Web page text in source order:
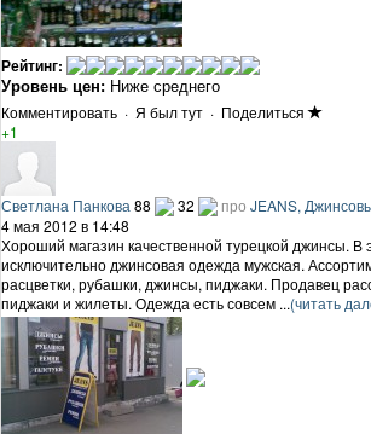
Рейтинг:
Уровень цен: Ниже среднего
Комментировать · Я был тут · Поделиться
+1
Светлана Панкова 88 32 про JEANS,
4 мая 2012 в 14:48
Хороший магазин качественной турецкой джинсы. В
исключительно джинсовая одежда мужская.
расцветки, рубашки, джинсы, пиджаки. Продавец
пиджаки и жилеты. Одежда есть совсем ...(читать